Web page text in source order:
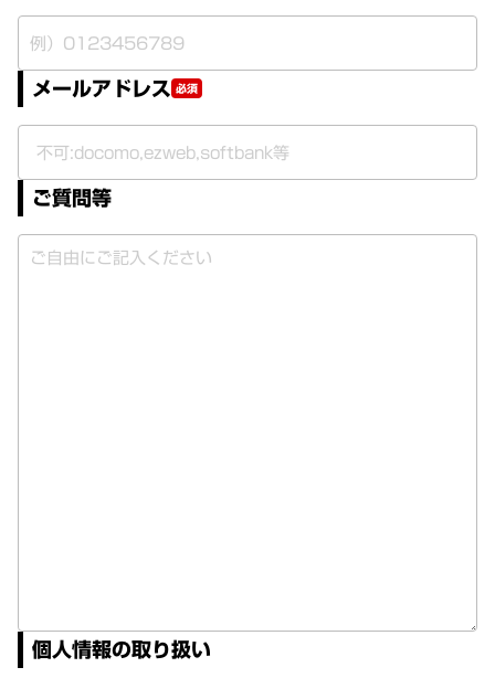
メールアドレス 必須
ご質問等
個人情報の取り扱い